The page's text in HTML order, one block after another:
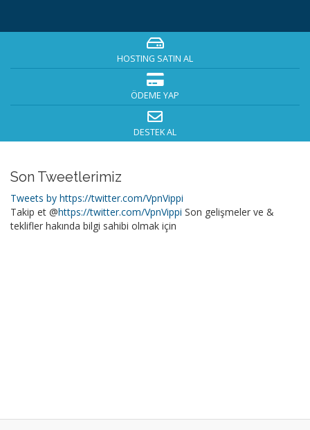
HOSTING SATIN AL
ÖDEME YAP
DESTEK AL
Son Tweetlerimiz
Tweets by https://twitter.com/VpnVippi
Takip et @https://twitter.com/VpnVippi Son gelişmeler ve &
teklifler hakında bilgi sahibi olmak için